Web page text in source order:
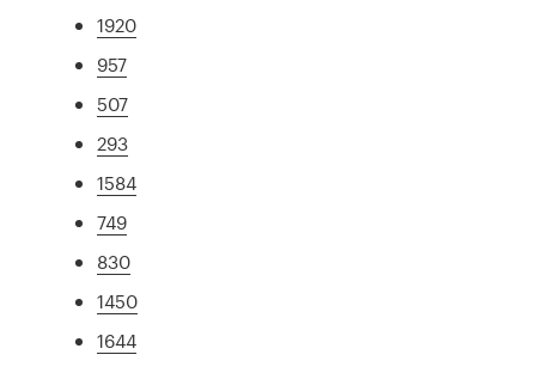
1920
957
507
293
1584
749
830
1450
1644